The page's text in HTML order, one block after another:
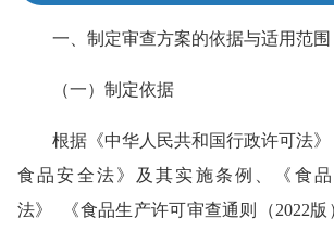
一、制定审查方案的依据与适用范围
（一）制定依据
根据《中华人民共和国行政许可法
食品安全法》及其实施条例、《食
法》 《食品生产许可审查通则（2022版